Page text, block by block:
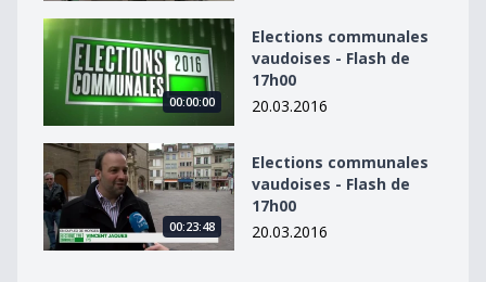
Elections communales vaudoises - Flash de 17h00
00:00:00
Elections communales
vaudoises - Flash de
17h00
20.03.2016
Elections communales vaudoises - Flash de 17h00
00:23:48
Elections communales
vaudoises - Flash de
17h00
20.03.2016